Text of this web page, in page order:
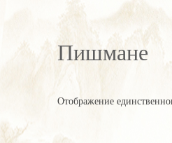
Пишмане
Отображение